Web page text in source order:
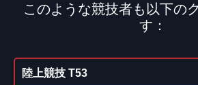
このような競技者も以下の
す：
陸上競技 T53